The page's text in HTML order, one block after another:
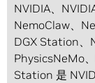
NVIDIA、
NemoClaw、
DGX Station、
PhysicsNeMo
Station 是